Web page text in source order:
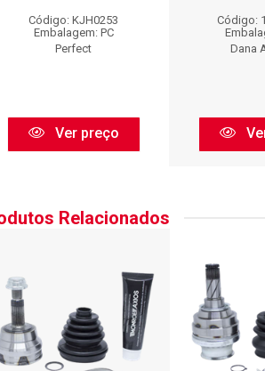
Código: KJH0253
Embalagem: PC
Perfect
Ver preço
Código:
Dana
Relacionados